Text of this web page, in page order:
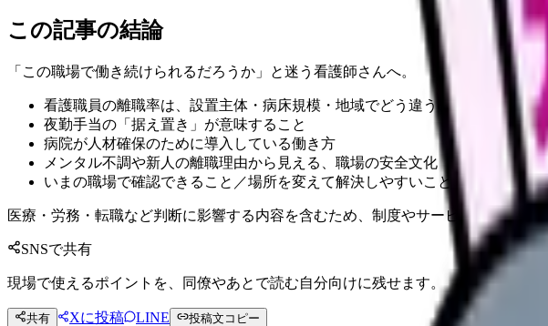
この記事の結論
「この職場で働き続けられるだろうか」と迷う看護師さんへ。
看護職員の離職率は、設置主体・病床規模・地域でどう違うのか
夜勤手当の「据え置き」が意味すること
病院が人材確保のために導入している働き方
メンタル不調や新人の離職理由から見える、職場の安全文化
いまの職場で確認できること／場所を変えて解決しやすいこと・しにくいこ
医療・労務・転職など判断に影響する内容を含むため、制度やサービスの最新条
SNSで共有
現場で使えるポイントを、同僚やあとで読む自分向けに残せます。
共有 Xに投稿 LINE
投稿文コピー